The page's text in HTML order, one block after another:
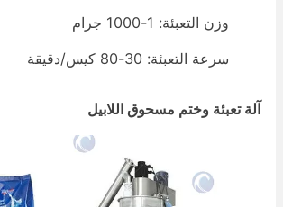
وزن التعبئة: 1-1000 جرام
سرعة التعبئة: 30-80 كيس/دقيقة
آلة تعبئة وختم مسحوق اللابيل